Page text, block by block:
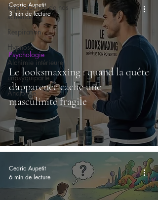
Reproduction de nos
schémas
Respiration
Hypnose
Alchimie intérieure
unpsyquiparle
Anatomie
Le looksmaxxing : quand la quête
d'apparence cache une
masculinité fragile
Psychologie
Cedric Aupetit
3 min de lecture
Cedric Aupetit
6 min de lecture